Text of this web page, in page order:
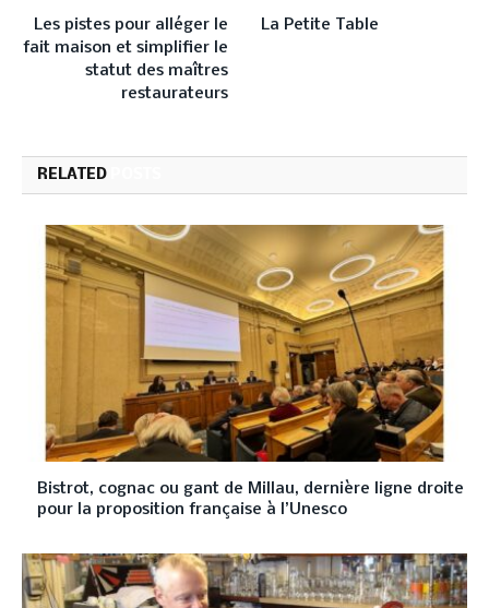
Les pistes pour alléger le
fait maison et simplifier le
statut des maîtres
restaurateurs
La Petite Table
RELATED
Bistrot, cognac ou gant de Millau, dernière ligne droite
pour la proposition française à l’Unesco